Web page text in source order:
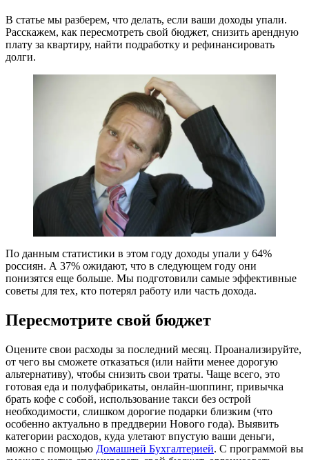
В статье мы разберем, что делать, если ваши доходы упали.
Расскажем, как пересмотреть свой бюджет, снизить арендную
плату за квартиру, найти подработку и рефинансировать
долги.
По данным статистики в этом году доходы упали у 64%
россиян. А 37% ожидают, что в следующем году они
понизятся еще больше. Мы подготовили самые эффективные
советы для тех, кто потерял работу или часть дохода.
Пересмотрите свой бюджет
Оцените свои расходы за последний месяц. Проанализируйте,
от чего вы сможете отказаться (или найти менее дорогую
альтернативу), чтобы снизить свои траты. Чаще всего, это
готовая еда и полуфабрикаты, онлайн-шоппинг, привычка
брать кофе с собой, использование такси без острой
необходимости, слишком дорогие подарки близким (что
особенно актуально в преддверии Нового года). Выявить
категории расходов, куда улетают впустую ваши деньги,
можно с помощью Домашней Бухгалтерией. С программой вы